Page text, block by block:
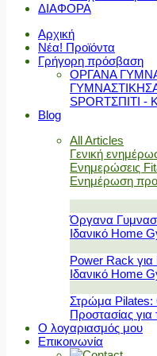
ΔΙΑΦΟΡΑ
Αρχική
Νέα! Προϊόντα
Γρήγορη πρόσβαση
ΟΡΓΑΝΑ
ΓΥΜΝΑΣΤΙΚΗΣ
SPORTΣΠΙΤΙ
Blog
All Articles
Γενική
Ενημερώσεις
Ενημέρωση
Όργανα
Ιδανικό Home
Power Rack
Ιδανικό Home
Στρώμα Pilates:
Προστασίας για
Ο λογαριασμός μου
Επικοινωνία